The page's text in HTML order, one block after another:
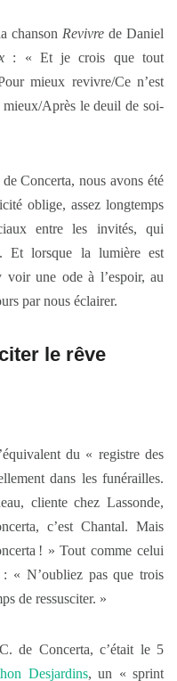
chanson Revivre de Daniel
: « Et je crois que tout
mieux revivre/Ce n’est
mieux/Après le deuil de soi-
Concerta, nous avons été
oblige, assez longtemps
entre les invités, qui
Et lorsque la lumière est
voir une ode à l’espoir, au
par nous éclairer.
le rêve
du « registre des
dans les funérailles.
cliente chez Lassonde,
c’est Chantal. Mais
! » Tout comme celui
« N’oubliez pas que trois
de ressusciter. »
de Concerta, c’était le 5
Desjardins, un « sprint